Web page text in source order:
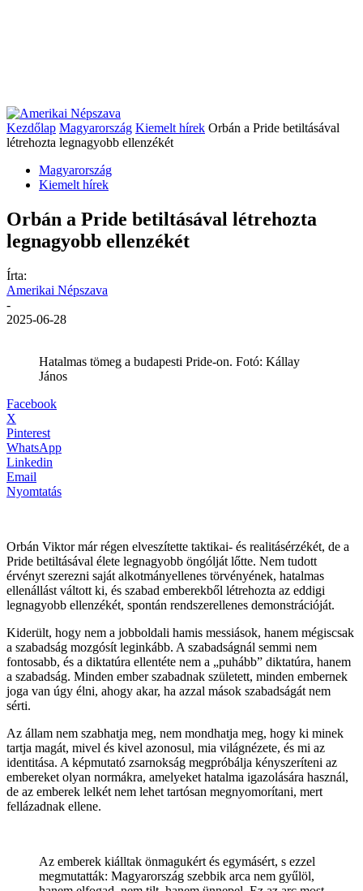
Kezdőlap Magyarország Kiemelt hírek Orbán a Pride betiltásával
létrehozta legnagyobb ellenzékét
Magyarország
Kiemelt hírek
Orbán a Pride betiltásával létrehozta
legnagyobb ellenzékét
Írta:
Amerikai Népszava
-
2025-06-28
Hatalmas tömeg a budapesti Pride-on. Fotó: Kállay
János
Facebook
X
Pinterest
WhatsApp
Linkedin
Email
Nyomtatás
Orbán Viktor már régen elveszítette taktikai- és realitásérzékét, de a
Pride betiltásával élete legnagyobb öngólját lőtte. Nem tudott
érvényt szerezni saját alkotmányellenes törvényének, hatalmas
ellenállást váltott ki, és szabad emberekből létrehozta az eddigi
legnagyobb ellenzékét, spontán rendszerellenes demonstrációját.
Kiderült, hogy nem a jobboldali hamis messiások, hanem mégiscsak
a szabadság mozgósít leginkább. A szabadságnál semmi nem
fontosabb, és a diktatúra ellentéte nem a „puhább” diktatúra, hanem
a szabadság. Minden ember szabadnak született, minden embernek
joga van úgy élni, ahogy akar, ha azzal mások szabadságát nem
sérti.
Az állam nem szabhatja meg, nem mondhatja meg, hogy ki minek
tartja magát, mivel és kivel azonosul, mia világnézete, és mi az
identitása. A képmutató zsarnokság megpróbálja kényszeríteni az
embereket olyan normákra, amelyeket hatalma igazolására használ,
de az emberek lelkét nem lehet tartósan megnyomorítani, mert
fellázadnak ellene.
Az emberek kiálltak önmagukért és egymásért, s ezzel
megmutatták: Magyarország szebbik arca nem gyűlöl,